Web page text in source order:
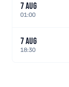
7 AUG
01:00
7 AUG
18:30